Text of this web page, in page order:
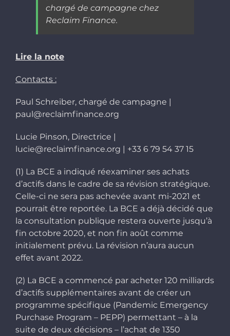
chargé de campagne chez
Reclaim Finance.
Lire la note
Contacts :
Paul Schreiber, chargé de campagne |
paul@reclaimfinance.org
Lucie Pinson, Directrice |
lucie@reclaimfinance.org | +33 6 79 54 37 15
(1) La BCE a indiqué réexaminer ses achats
d’actifs dans le cadre de sa révision stratégique.
Celle-ci ne sera pas achevée avant mi-2021 et
pourrait être reportée. La BCE a déjà décidé que
la consultation publique restera ouverte jusqu’à
fin octobre 2020, et non fin août comme
initialement prévu. La révision n’aura aucun
effet avant 2022.
(2) La BCE a commencé par acheter 120 milliards
d’actifs supplémentaires avant de créer un
programme spécifique (Pandemic Emergency
Purchase Program – PEPP) permettant – à la
suite de deux décisions – l’achat de 1350